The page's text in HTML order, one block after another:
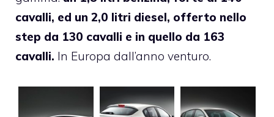
cavalli, ed un 2,0 litri diesel, offerto nello
step da 130 cavalli e in quello da 163
cavalli. In Europa dall’anno venturo.